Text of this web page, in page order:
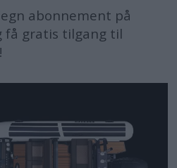
abonnement på
få gratis tilgang til